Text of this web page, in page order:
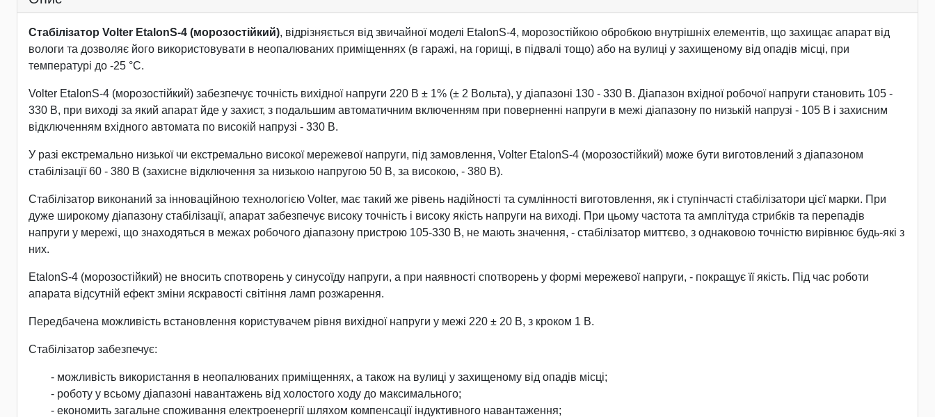
Стабілізатор Volter EtalonS-4 (морозостійкий), відрізняється від звичайної моделі EtalonS-4, морозостійкою обробкою внутрішніх елементів, що захищає апарат від
вологи та дозволяє його використовувати в неопалюваних приміщеннях (в гаражі, на горищі, в підвалі тощо) або на вулиці у захищеному від опадів місці, при
температурі до -25 °С.
Volter EtalonS-4 (морозостійкий) забезпечує точність вихідної напруги 220 В ± 1% (± 2 Вольта), у діапазоні 130 - 330 В. Діапазон вхідної робочої напруги становить 105 -
330 В, при виході за який апарат йде у захист, з подальшим автоматичним включенням при поверненні напруги в межі діапазону по низькій напрузі - 105 В і захисним
відключенням вхідного автомата по високій напрузі - 330 В.
У разі екстремально низької чи екстремально високої мережевої напруги, під замовлення, Volter EtalonS-4 (морозостійкий) може бути виготовлений з діапазоном
стабілізації 60 - 380 В (захисне відключення за низькою напругою 50 В, за високою, - 380 В).
Стабілізатор виконаний за інноваційною технологією Volter, має такий же рівень надійності та сумлінності виготовлення, як і ступінчасті стабілізатори цієї марки. При
дуже широкому діапазону стабілізації, апарат забезпечує високу точність і високу якість напруги на виході. При цьому частота та амплітуда стрибків та перепадів
напруги у мережі, що знаходяться в межах робочого діапазону пристрою 105-330 В, не мають значення, - стабілізатор миттєво, з однаковою точністю вирівнює будь-які з
них.
EtalonS-4 (морозостійкий) не вносить спотворень у синусоїду напруги, а при наявності спотворень у формі мережевої напруги, - покращує її якість. Під час роботи
апарата відсутній ефект зміни яскравості світіння ламп розжарення.
Передбачена можливість встановлення користувачем рівня вихідної напруги у межі 220 ± 20 В, з кроком 1 В.
Стабілізатор забезпечує:
- можливість використання в неопалюваних приміщеннях, а також на вулиці у захищеному від опадів місці;
- роботу у всьому діапазоні навантажень від холостого ходу до максимального;
- економить загальне споживання електроенергії шляхом компенсації індуктивного навантаження;